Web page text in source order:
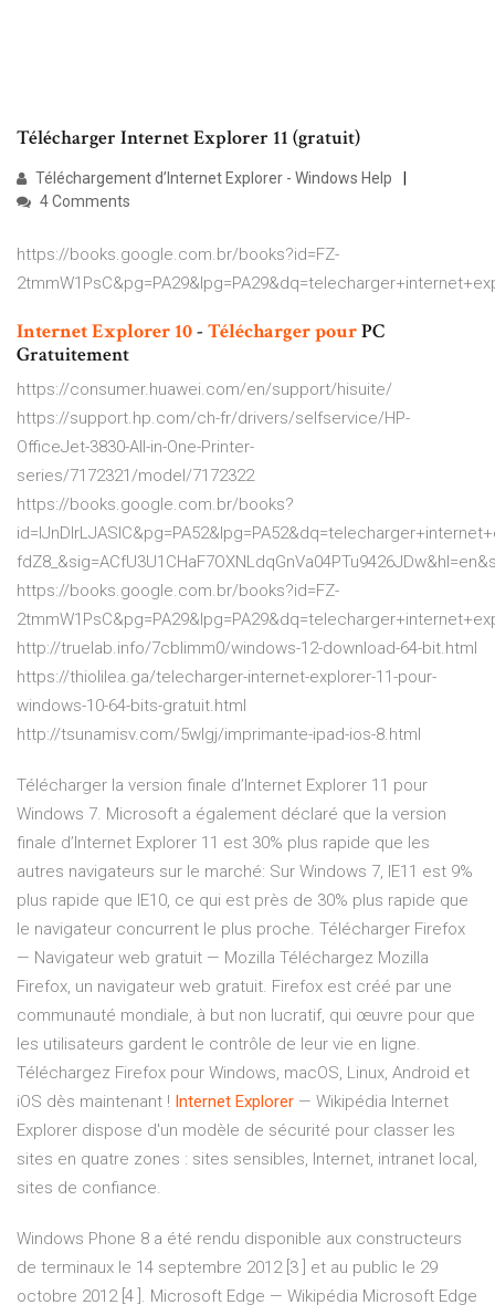
Télécharger Internet Explorer 11 (gratuit)
Téléchargement d’Internet Explorer - Windows Help
4 Comments
https://books.google.com.br/books?id=FZ-
InternetExplorer10- TéléchargerpourPC
Gratuitement
https://consumer.huawei.com/en/support/hisuite/
https://support.hp.com/ch-fr/drivers/selfservice/HP-
OfficeJet-3830-All-in-One-Printer-
series/7172321/model/7172322
https://books.google.com.br/books?
https://books.google.com.br/books?id=FZ-
http://truelab.info/7cblimm0/windows-12-download-64-bit.html
https://thiolilea.ga/telecharger-internet-explorer-11-pour-
windows-10-64-bits-gratuit.html
http://tsunamisv.com/5wlgj/imprimante-ipad-ios-8.html
Télécharger la version finale d’Internet Explorer 11 pour
Windows 7. Microsoft a également déclaré que la version
finale d’Internet Explorer 11 est 30% plus rapide que les
autres navigateurs sur le marché: Sur Windows 7, IE11 est 9%
plus rapide que IE10, ce qui est près de 30% plus rapide que
le navigateur concurrent le plus proche. Télécharger Firefox
— Navigateur web gratuit — Mozilla Téléchargez Mozilla
Firefox, un navigateur web gratuit. Firefox est créé par une
communauté mondiale, à but non lucratif, qui œuvre pour que
les utilisateurs gardent le contrôle de leur vie en ligne.
Téléchargez Firefox pour Windows, macOS, Linux, Android et
iOS dès maintenant ! Internet Explorer — Wikipédia Internet
Explorer dispose d'un modèle de sécurité pour classer les
sites en quatre zones : sites sensibles, Internet, intranet local,
sites de confiance.
Windows Phone 8 a été rendu disponible aux constructeurs
de terminaux le 14 septembre 2012 [3 ] et au public le 29
octobre 2012 [4 ]. Microsoft Edge — Wikipédia Microsoft Edge